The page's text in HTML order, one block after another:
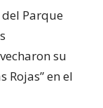
del Parque
su
en el